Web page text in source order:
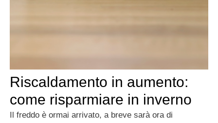
Riscaldamento in aumento:
come risparmiare in inverno
Il freddo è ormai arrivato, a breve sarà ora di